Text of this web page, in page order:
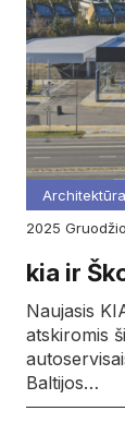
Architektūra
2025
gruodžio
kia ir
Naujasis
atskiromis
Baltijos…